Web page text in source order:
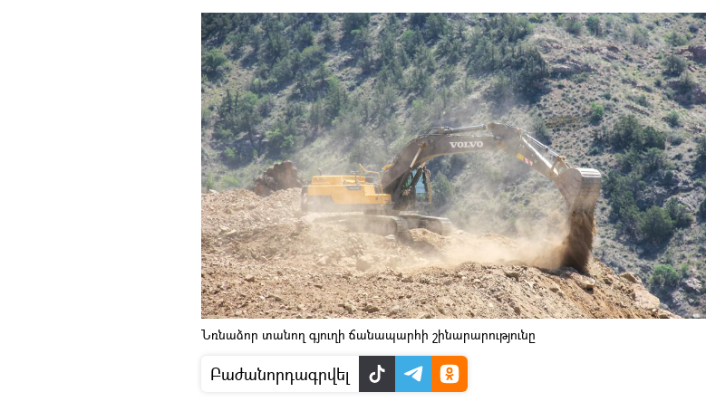
Նռնաձոր տանող գյուղի ճանապարհի շինարարությունը
Բաժանորդագրվել